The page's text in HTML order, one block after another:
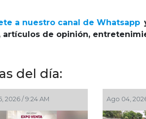
a nuestro canal de Whatsapp
artículos de opinión,
del día:
2026 / 9:24 AM Ago 04,